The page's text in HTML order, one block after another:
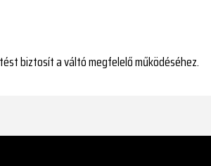
biztosít a váltó megfelelő működéséhez.